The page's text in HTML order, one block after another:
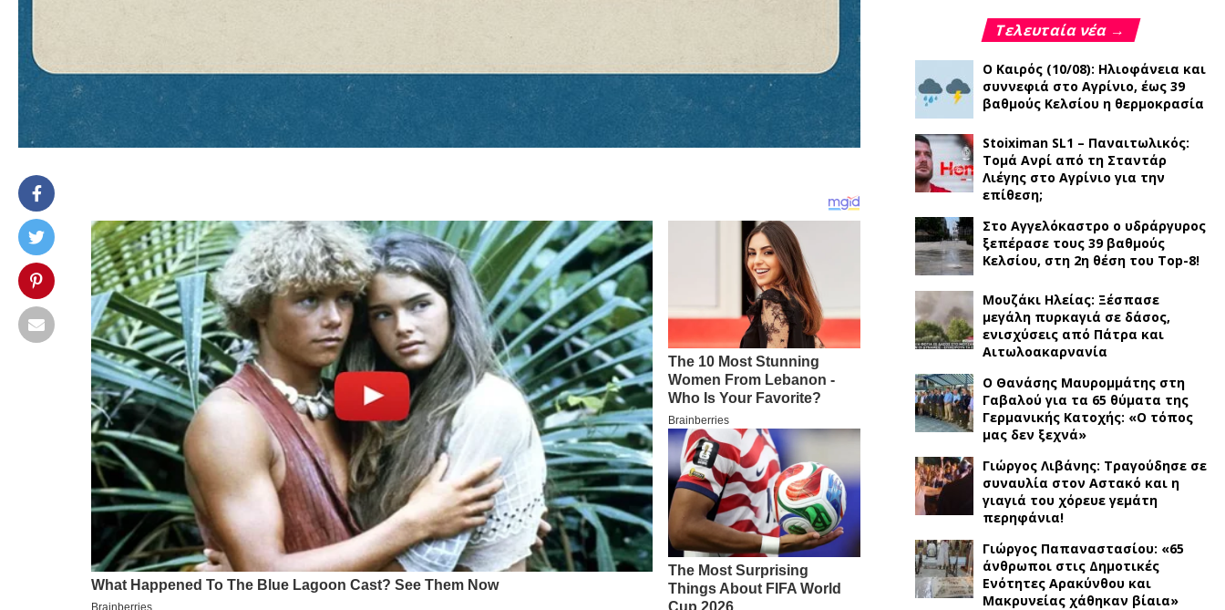
Τελευταία νέα →
Ο Καιρός (10/08): Ηλιοφάνεια και
συννεφιά στο Αγρίνιο, έως 39
βαθμούς Κελσίου η θερμοκρασία
Stoiximan SL1 – Παναιτωλικός:
Τομά Ανρί από τη Σταντάρ
Λιέγης στο Αγρίνιο για την
επίθεση;
Στο Αγγελόκαστρο ο υδράργυρος
ξεπέρασε τους 39 βαθμούς
Κελσίου, στη 2η θέση του Top-8!
Μουζάκι Ηλείας: Ξέσπασε
μεγάλη πυρκαγιά σε δάσος,
ενισχύσεις από Πάτρα και
Αιτωλοακαρνανία
Ο Θανάσης Μαυρομμάτης στη
Γαβαλού για τα 65 θύματα της
Γερμανικής Κατοχής: «Ο τόπος
μας δεν ξεχνά»
Γιώργος Λιβάνης: Τραγούδησε σε
συναυλία στον Αστακό και η
γιαγιά του χόρευε γεμάτη
περηφάνια!
Γιώργος Παπαναστασίου: «65
άνθρωποι στις Δημοτικές
Ενότητες Αρακύνθου και
Μακρυνείας χάθηκαν βίαια»